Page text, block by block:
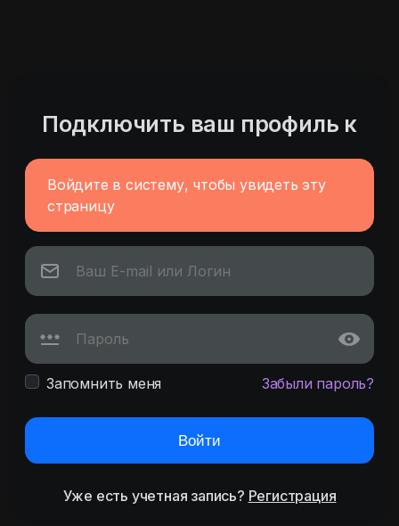
Подключить ваш профиль к
Войдите в систему, чтобы увидеть эту
страницу
Запомнить меня Забыли пароль?
Войти
Уже есть учетная запись? Регистрация